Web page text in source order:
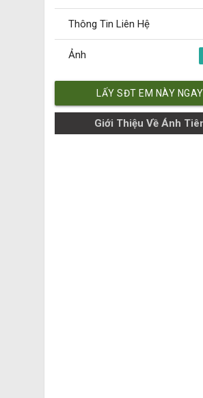
Thông Tin Liên Hệ
Ảnh
LẤY SĐT EM NÀY NGAY
Giới Thiệu Về Ánh